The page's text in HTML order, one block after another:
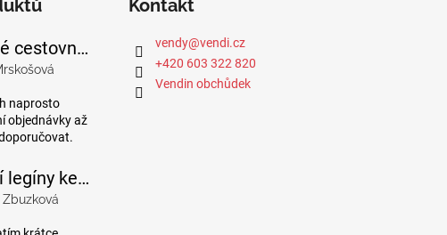
Bavlněné cestovní podkolenky se stupňovanou kompresí
je 5 z 5 hvězdiček.
naprosto
objednávky až
Masážní legíny ke kotníkům s vysokým pasem
je 4 z 5 hvězdiček.
Zbuzková
Kontakt
vendy@vendi.cz
+420 603 322 820
Vendin obchůdek